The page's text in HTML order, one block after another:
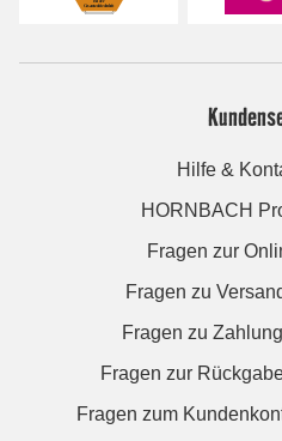
Hilfe &
HORNBACH
Fragen zur
Fragen zu
Fragen zu
Fragen zur
Fragen zum